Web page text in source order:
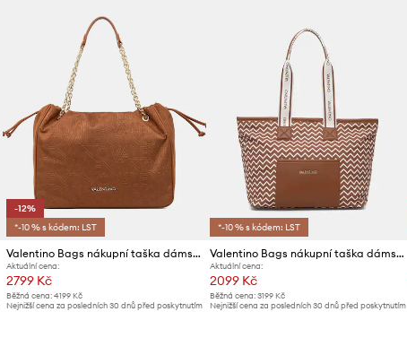
-12%
*-10 % s kódem: LST
Valentino Bags nákupní taška dámská z imitace semiše MAXI
Aktuální cena:
2799 Kč
Běžná cena:4199 Kč
Nejnižší cena za posledních 30 dnů před poskytnutím
*-10 % s kódem: LST
Valentino Bags nákupní taška dámská ARMONIA
Aktuální cena:
2099 Kč
Běžná cena: 3199 Kč
Nejnižší cena za posledních 30 dnů před poskytnutím